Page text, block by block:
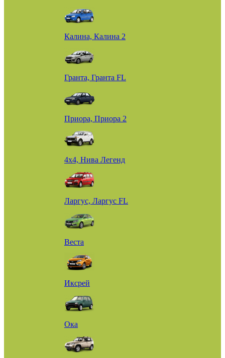
Калина, Калина 2
Гранта, Гранта FL
Приора, Приора 2
4х4, Нива Легенд
Ларгус, Ларгус FL
Веста
Иксрей
Ока